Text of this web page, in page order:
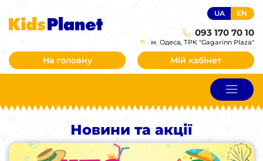
UA EN
093 170 70 10
м. Одеса, ТРК "Gagarinn Plaza"
На головну Мій кабінет
Новини та акції